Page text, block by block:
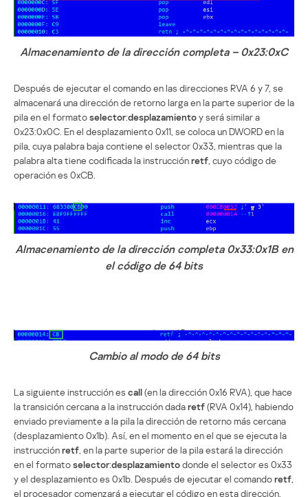
Almacenamiento de la dirección completa – 0x23:0xC
Después de ejecutar el comando en las direcciones RVA 6 y 7, se
almacenará una dirección de retorno larga en la parte superior de la
pila en el formatoselector:desplazamientoy será similar a
0x23:0x0C. En el desplazamiento 0x11, se coloca un DWORD en la
pila, cuya palabra baja contiene el selector 0x33, mientras que la
palabra alta tiene codificada la instrucciónretf , cuyo código de
operación es 0xCB.
Almacenamiento de la dirección completa 0x33:0x1B en
el código de 64 bits
Cambio al modo de 64 bits
La siguiente instrucción es call(en la dirección 0x16 RVA), que hace
la transición cercana a la instrucción dadaretf(RVA 0x14), habiendo
enviado previamente a la pila la dirección de retorno más cercana
(desplazamiento 0x1b). Así, en el momento en el que se ejecuta la
instrucciónretf , en la parte superior de la pila estará la dirección
en el formatoselector:desplazamientodonde el selector es 0x33
y el desplazamiento es 0x1b. Después de ejecutar el comandoretf
el procesador comenzará a ejecutar el código en esta dirección,